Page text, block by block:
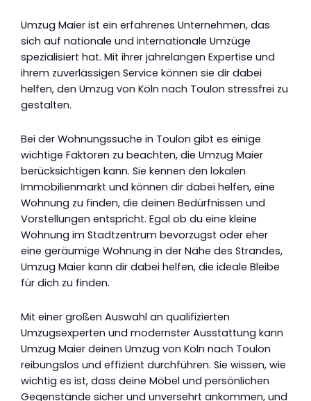
Umzug Maier ist ein erfahrenes Unternehmen, das
sich auf nationale und internationale Umzüge
spezialisiert hat. Mit ihrer jahrelangen Expertise und
ihrem zuverlässigen Service können sie dir dabei
helfen, den Umzug von Köln nach Toulon stressfrei zu
gestalten.
Bei der Wohnungssuche in Toulon gibt es einige
wichtige Faktoren zu beachten, die Umzug Maier
berücksichtigen kann. Sie kennen den lokalen
Immobilienmarkt und können dir dabei helfen, eine
Wohnung zu finden, die deinen Bedürfnissen und
Vorstellungen entspricht. Egal ob du eine kleine
Wohnung im Stadtzentrum bevorzugst oder eher
eine geräumige Wohnung in der Nähe des Strandes,
Umzug Maier kann dir dabei helfen, die ideale Bleibe
für dich zu finden.
Mit einer großen Auswahl an qualifizierten
Umzugsexperten und modernster Ausstattung kann
Umzug Maier deinen Umzug von Köln nach Toulon
reibungslos und effizient durchführen. Sie wissen, wie
wichtig es ist, dass deine Möbel und persönlichen
Gegenstände sicher und unversehrt ankommen, und